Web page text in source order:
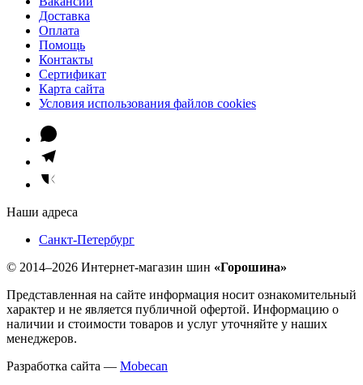
Доставка
Оплата
Помощь
Контакты
Сертификат
Карта сайта
Условия использования файлов cookies
Наши адреса
Санкт-Петербург
© 2014–2026 Интернет-магазин шин «Горошина»
Представленная на сайте информация носит ознакомительный
характер и не является публичной офертой. Информацию о
наличии и стоимости товаров и услуг уточняйте у наших
менеджеров.
Разработка сайта — Mobecan